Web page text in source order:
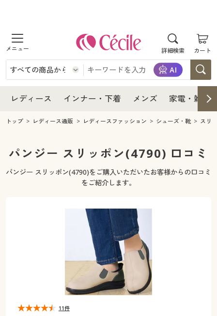
詳細検索 カート
商品を探す
レディース
レディースファッション
女性下着
インナー・下着
インナー・下着通販すべて
女性下着
メンズ下着
メンズ
メンズ通販すべて
メンズファッション
家電・雑貨
家電・雑貨すべて
寝具・インテリア・家具
カーテン・ラグ・ファブリック
美容・健康・サプリメント
ジュニア・ティーンズ下着
大きいサイズ通販すべて
大きいサイズ レディース服
バーゲンセール
詳細検索
レディース インナー・下着 メンズ 家電・雑貨
レディース
レディース通販すべて
レディースファッション
インナー・下着
インナー・下着通販すべて
ジュニア・ティーンズ下着
メンズ
メンズ下着
家電
寝具・インテリア・家具通販すべて
カーテン・ラグ・ファブリック
美容・健康
美容・健康・サプリメント
ジュニア・ティーンズ下着
大きいサイズ レディース服
大きいサイズ レディース下着
シークレットセール
商品カテゴリ一覧
トップ レディース通販 レディースファッション シューズ・靴 スリ
パンジー スリッポン(4790) 口コミ
パンジー スリッポン(4790)をご購入いただいたお客様からの口コミ
をご紹介します。
11件